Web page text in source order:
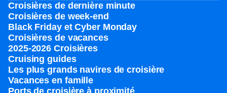
Croisières de dernière minute
Croisières de week-end
Black Friday et Cyber Monday
Croisières de vacances
2025-2026 Croisières
Cruising guides
Les plus grands navires de croisière
Vacances en famille
Ports de croisière à proximité